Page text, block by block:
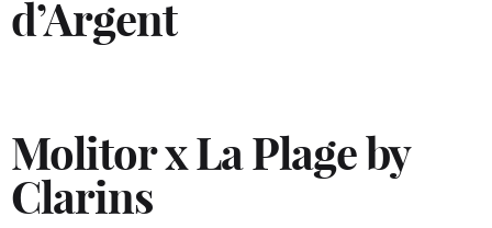
d’Argent
Molitor x La Plage by
Clarins